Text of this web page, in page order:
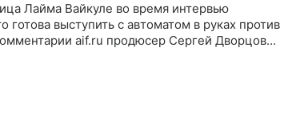
Лайма Вайкуле во время интервью
выступить с автоматом в руках против
aif.ru продюсер Сергей Дворцов